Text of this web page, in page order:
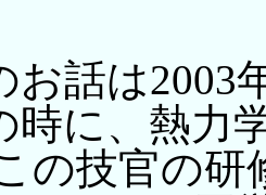
お話は2003
時に、熱力
の技官の研